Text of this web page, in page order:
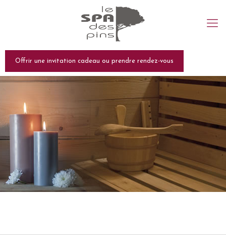
Offrir une invitation cadeau ou prendre rendez-vous